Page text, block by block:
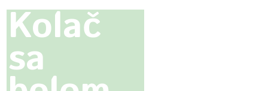
Kolač
sa